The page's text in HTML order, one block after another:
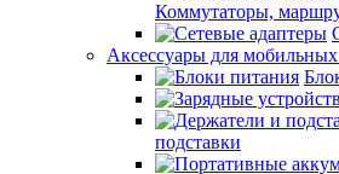
Коммутаторы,
Аксессуары для мобильных
подставки